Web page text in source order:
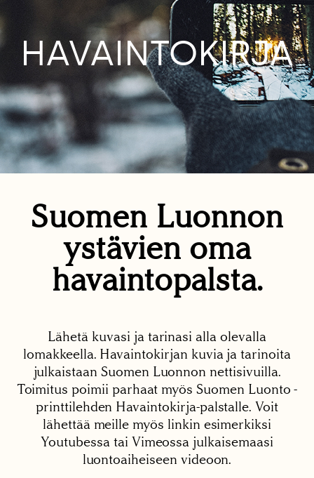
HAVAINTOKIRJA
Suomen Luonnon
ystävien oma
havaintopalsta.
Lähetä kuvasi ja tarinasi alla olevalla
lomakkeella. Havaintokirjan kuvia ja tarinoita
julkaistaan Suomen Luonnon nettisivuilla.
Toimitus poimii parhaat myös Suomen Luonto -
printtilehden Havaintokirja-palstalle. Voit
lähettää meille myös linkin esimerkiksi
Youtubessa tai Vimeossa julkaisemaasi
luontoaiheiseen videoon.